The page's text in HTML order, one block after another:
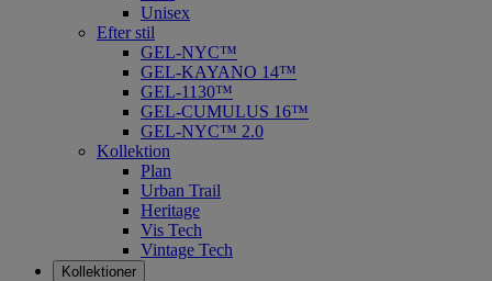
Unisex
Efter stil
GEL-NYC™
GEL-KAYANO 14™
GEL-1130™
GEL-CUMULUS 16™
GEL-NYC™ 2.0
Kollektion
Plan
Urban Trail
Heritage
Vis Tech
Vintage Tech
Kollektioner